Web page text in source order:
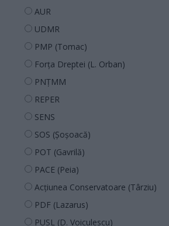
AUR
UDMR
PMP (Tomac)
Forța Dreptei (L. Orban)
PNȚMM
REPER
SENS
SOS (Șoșoacă)
POT (Gavrilă)
PACE (Peia)
Acțiunea Conservatoare (Târziu)
PDF (Lazarus)
PUSL (D. Voiculescu)